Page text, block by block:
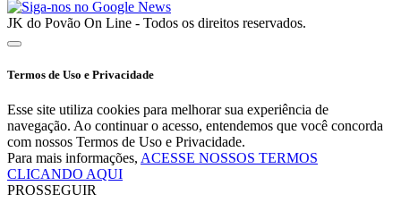
JK do Povão On Line - Todos os direitos reservados.
Termos de Uso e Privacidade
Esse site utiliza cookies para melhorar sua experiência de
navegação. Ao continuar o acesso, entendemos que você concorda
com nossos Termos de Uso e Privacidade.
Para mais informações, ACESSE NOSSOS TERMOS
CLICANDO AQUI
PROSSEGUIR